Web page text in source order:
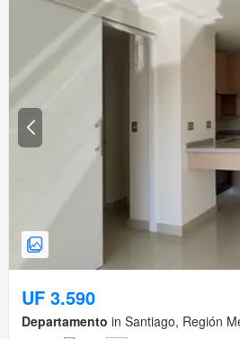
UF 3.590
Departamento in Santiago, Región